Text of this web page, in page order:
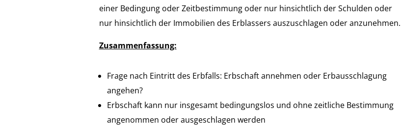
einer Bedingung oder Zeitbestimmung oder nur hinsichtlich der Schulden oder
nur hinsichtlich der Immobilien des Erblassers auszuschlagen oder anzunehmen.
Zusammenfassung:
Frage nach Eintritt des Erbfalls: Erbschaft annehmen oder Erbausschlagung
angehen?
Erbschaft kann nur insgesamt bedingungslos und ohne zeitliche Bestimmung
angenommen oder ausgeschlagen werden